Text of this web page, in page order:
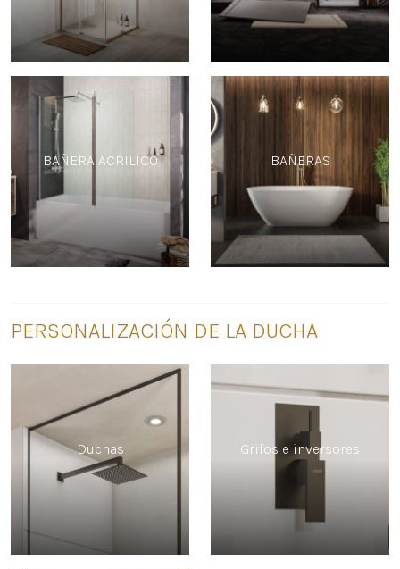
BAÑERA ACRILICO BAÑERAS
PERSONALIZACIÓN DE LA DUCHA
Duchas Grifos e inversores